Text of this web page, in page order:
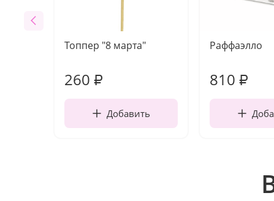
Топпер "8 марта"
260 ₽
Добавить
Раффаэлло
810 ₽